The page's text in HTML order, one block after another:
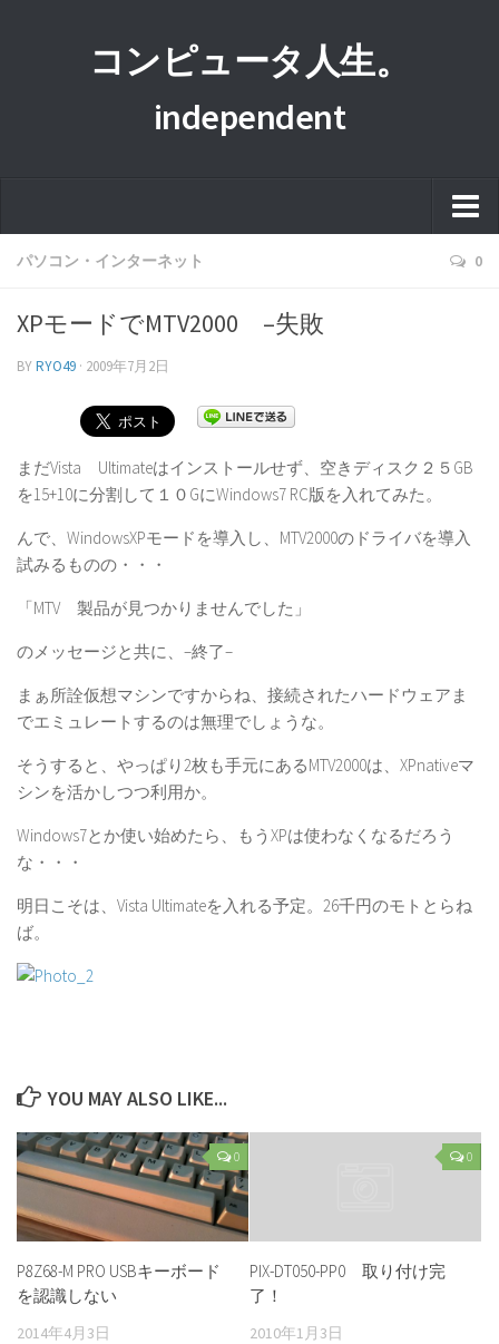
コンピュータ人生。
independent
ホーム
プライバシーポリシー
運営者情報
パソコン・インターネット 0
XPモードでMTV2000 –失敗
BYRYO49 · 2009年7月2日
まだVista Ultimateはインストールせず、空きディスク２５GB
を15+10に分割して１０GにWindows7 RC版を入れてみた。
んで、WindowsXPモードを導入し、MTV2000のドライバを導入
試みるものの・・・
「MTV 製品が見つかりませんでした」
のメッセージと共に、–終了–
まぁ所詮仮想マシンですからね、接続されたハードウェアま
でエミュレートするのは無理でしょうな。
そうすると、やっぱり2枚も手元にあるMTV2000は、XPnativeマ
シンを活かしつつ利用か。
Windows7とか使い始めたら、もうXPは使わなくなるだろう
な・・・
明日こそは、Vista Ultimateを入れる予定。26千円のモトとらね
ば。
YOU MAY ALSO LIKE...
0
P8Z68-M PRO USBキーボード
を認識しない
2014年4月3日
0
PIX-DT050-PP0 取り付け完
了！
2010年1月3日